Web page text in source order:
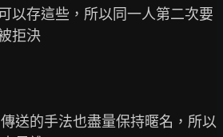
以存這些，所以同一人第二次要
拒決
送的手法也盡量保持暱名，所以